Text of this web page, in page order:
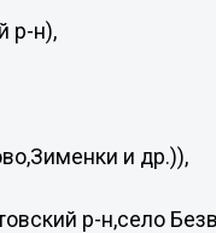
р-н),
и др.)),
р-н,село